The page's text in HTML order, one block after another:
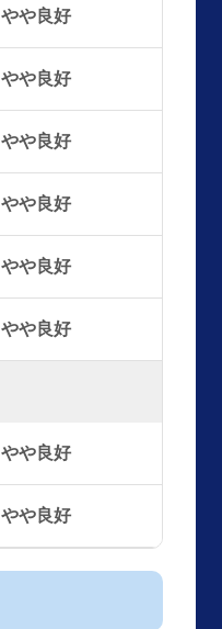
やや良好
やや良好
やや良好
やや良好
やや良好
やや良好
やや良好
やや良好